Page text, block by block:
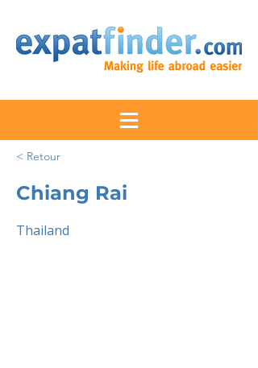
< Retour
Chiang Rai
Thailand